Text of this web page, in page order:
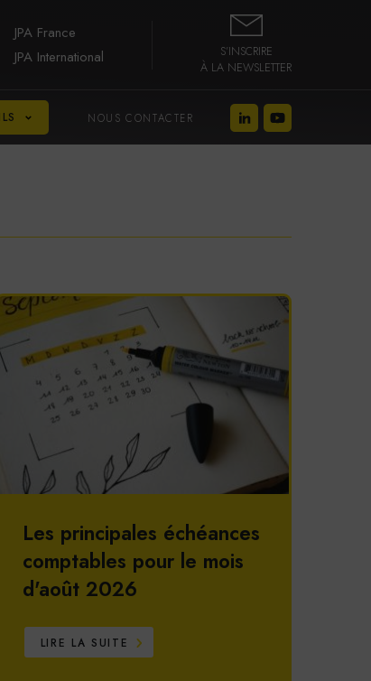
S’INSCRIRE
À LA NEWSLETTER
JPA France
JPA International
NOUS CONTACTER
Les principales échéances
comptables pour le mois
d'août 2026
LIRE LA SUITE